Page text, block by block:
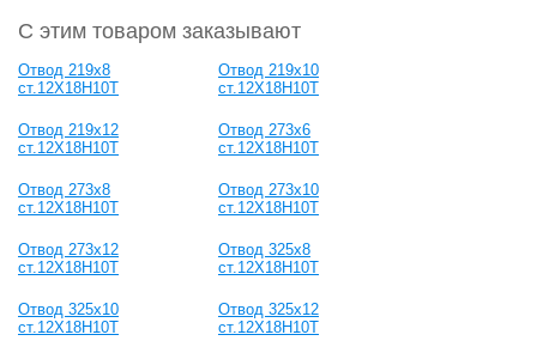
С этим товаром заказывают
Отвод 219х8
ст.12Х18Н10Т
Отвод 219х10
ст.12Х18Н10Т
Отвод 219х12
ст.12Х18Н10Т
Отвод 273х6
ст.12Х18Н10Т
Отвод 273х8
ст.12Х18Н10Т
Отвод 273х10
ст.12Х18Н10Т
Отвод 273х12
ст.12Х18Н10Т
Отвод 325х8
ст.12Х18Н10Т
Отвод 325х10
ст.12Х18Н10Т
Отвод 325х12
ст.12Х18Н10Т